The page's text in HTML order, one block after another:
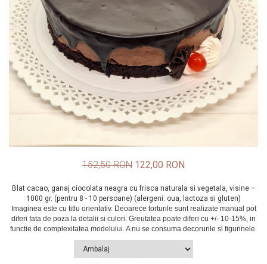
152,50 RON 122,00 RON
Blat cacao, ganaj ciocolata neagra cu frisca naturala si vegetala, visine –
1000 gr. (pentru 8 - 10 persoane) (alergeni: oua, lactoza si gluten)